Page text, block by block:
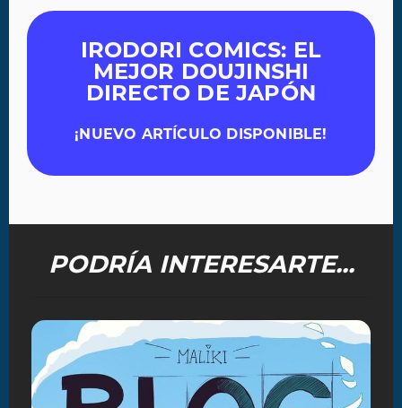
IRODORI COMICS: EL
MEJOR DOUJINSHI
DIRECTO DE JAPÓN
¡NUEVO ARTÍCULO DISPONIBLE!
PODRÍA INTERESARTE...